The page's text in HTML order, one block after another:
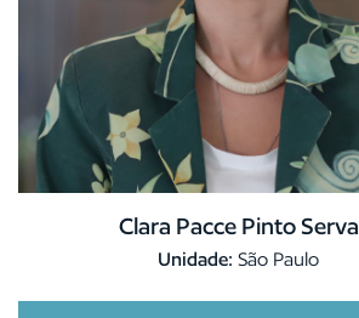
Clara Pacce Pinto Serva
Unidade: São Paulo